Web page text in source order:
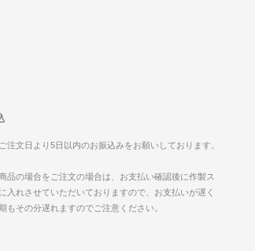
注文日より5日以内のお振込みをお願いしております。
品の場合をご注文の場合は、お支払い確認後に作製ス
入れさせていただいておりますので、お支払いが遅く
もその分遅れますのでご注意ください。